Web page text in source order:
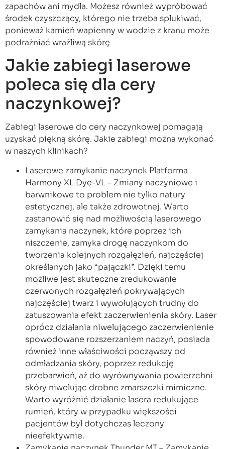
zapachów ani mydła. Możesz również wypróbować
środek czyszczący, którego nie trzeba spłukiwać,
ponieważ kamień wapienny w wodzie z kranu może
podrażniać wrażliwą skórę
Jakie zabiegi laserowe
poleca się dla cery
naczynkowej?
Zabiegi laserowe do cery naczynkowej pomagają
uzyskać piękną skórę. Jakie zabiegi można wykonać
w naszych klinikach?
Laserowe zamykanie naczynek Platforma
Harmony XL Dye-VL – Zmiany naczyniowe i
barwnikowe to problem nie tylko natury
estetycznej, ale także zdrowotnej. Warto
zastanowić się nad możliwością laserowego
zamykania naczynek, które poprzez ich
niszczenie, zamyka drogę naczynkom do
tworzenia kolejnych rozgałęzień, najczęściej
określanych jako “pajączki”. Dzięki temu
możliwe jest skuteczne zredukowanie
czerwonych rozgałęzień pokrywających
najczęściej twarz i wywołujących trudny do
zatuszowania efekt zaczerwienienia skóry. Laser
oprócz działania niwelującego zaczerwienienie
spowodowane rozszerzaniem naczyń, posiada
również inne właściwości począwszy od
odmładzania skóry, poprzez redukcję
przebarwień, aż do wyrównywania powierzchni
skóry niwelując drobne zmarszczki mimiczne.
Warto wyróżnić działanie lasera redukujące
rumień, który w przypadku większości
pacjentów był dotychczas leczony
nieefektywnie.